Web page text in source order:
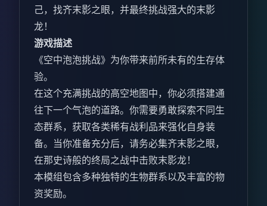
己，找齐末影之眼，并最终挑战强大的末影
龙！
游戏描述
《空中泡泡挑战》为你带来前所未有的生存体
验。
在这个充满挑战的高空地图中，你必须搭建通
往下一个气泡的道路。你需要勇敢探索不同生
态群系，获取各类稀有战利品来强化自身装
备。当你准备充分后，请务必集齐末影之眼，
在那史诗般的终局之战中击败末影龙！
本模组包含多种独特的生物群系以及丰富的物
资奖励。